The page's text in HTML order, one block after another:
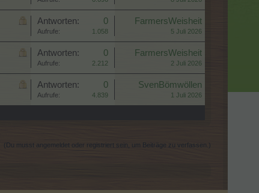
Antworten: 0
Aufrufe: 1.058
FarmersWeisheit
5 Juli 2026
Antworten: 0
Aufrufe: 2.212
FarmersWeisheit
2 Juli 2026
Antworten: 0
Aufrufe: 4.839
SvenBömwöllen
1 Juli 2026
(Du musst angemeldet oder registriert sein, um Beiträge zu verfassen.)